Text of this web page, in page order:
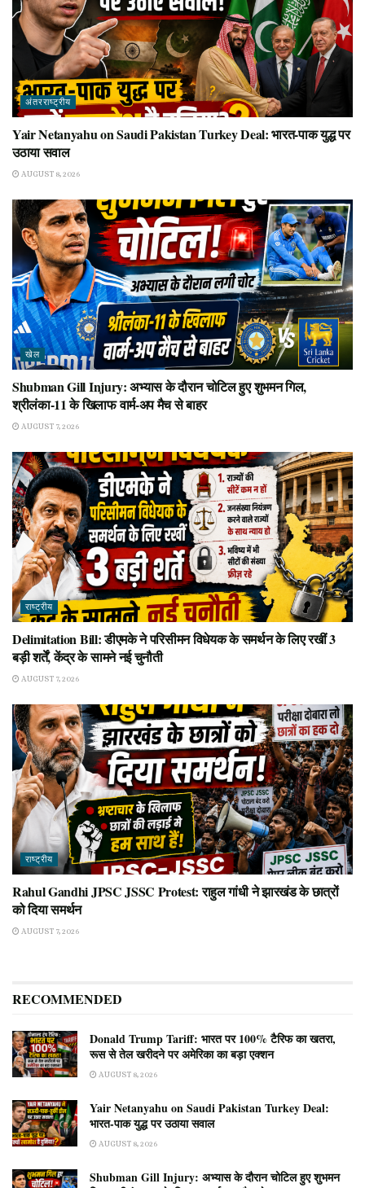
अंतरराष्ट्रीय
Yair Netanyahu on Saudi Pakistan Turkey Deal: भारत-पाक युद्ध पर
उठाया सवाल
AUGUST 8, 2026
खेल
Shubman Gill Injury: अभ्यास के दौरान चोटिल हुए शुभमन गिल,
श्रीलंका-11 के खिलाफ वार्म-अप मैच से बाहर
AUGUST 7, 2026
राष्ट्रीय
Delimitation Bill: डीएमके ने परिसीमन विधेयक के समर्थन के लिए रखीं 3
बड़ी शर्तें, केंद्र के सामने नई चुनौती
AUGUST 7, 2026
राष्ट्रीय
Rahul Gandhi JPSC JSSC Protest: राहुल गांधी ने झारखंड के छात्रों
को दिया समर्थन
AUGUST 7, 2026
RECOMMENDED
Donald Trump Tariff: भारत पर 100% टैरिफ का खतरा,
रूस से तेल खरीदने पर अमेरिका का बड़ा एक्शन
AUGUST 8, 2026
Yair Netanyahu on Saudi Pakistan Turkey Deal:
भारत-पाक युद्ध पर उठाया सवाल
AUGUST 8, 2026
Shubman Gill Injury: अभ्यास के दौरान चोटिल हुए शुभमन